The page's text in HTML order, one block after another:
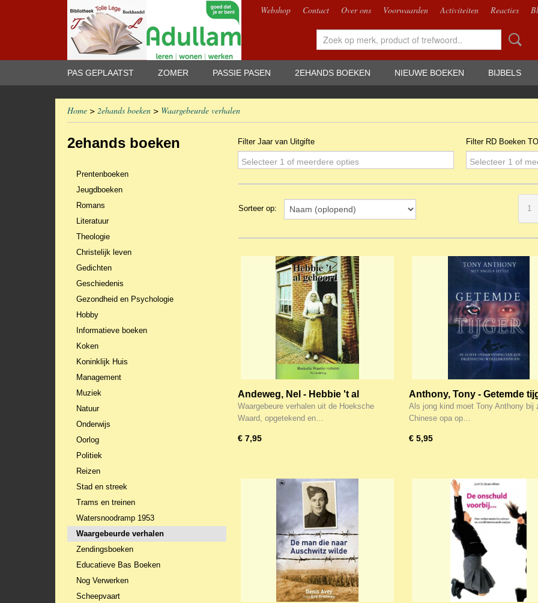
Webshop Contact Over ons Voorwaarden Activiteiten Reacties
PAS GEPLAATST ZOMER PASSIE PASEN 2EHANDS BOEKEN NIEUWE BOEKEN BIJBELS
Home > 2ehands boeken > Waargebeurde verhalen
2ehands boeken
Prentenboeken
Jeugdboeken
Romans
Literatuur
Theologie
Christelijk leven
Gedichten
Geschiedenis
Gezondheid en Psychologie
Hobby
Informatieve boeken
Koken
Koninklijk Huis
Management
Muziek
Natuur
Onderwijs
Oorlog
Politiek
Reizen
Stad en streek
Trams en treinen
Watersnoodramp 1953
Waargebeurde verhalen
Zendingsboeken
Educatieve Bas Boeken
Nog Verwerken
Scheepvaart
Filter Jaar van Uitgifte
Selecteer 1 of meerdere opties
Filter RD Boeken
Selecteer 1 of
Sorteer op: 1
Andeweg, Nel - Hebbie 't al
gehoord
Waargebeure verhalen uit de Hoeksche
Waard, opgetekend en…
€ 7,95
Anthony, Tony - Getemde
Als jong kind moet Tony Anthony bij
Chinese opa op…
€ 5,95